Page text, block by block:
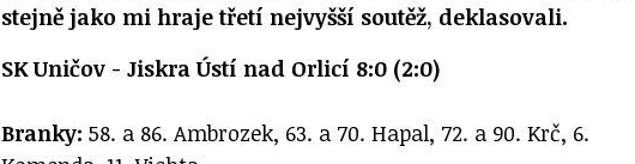
stejně jako mi hraje třetí nejvyšší soutěž, deklasovali.
SK Uničov - Jiskra Ústí nad Orlicí 8:0 (2:0)
Branky: 58. a 86. Ambrozek, 63. a 70. Hapal, 72. a 90. Krč, 6.